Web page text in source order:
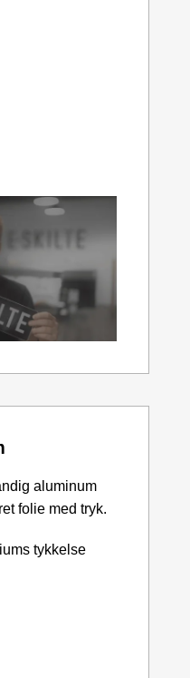
aluminum
folie med tryk.
tykkelse